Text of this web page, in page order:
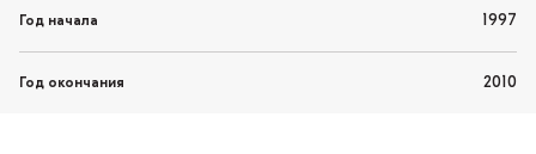
Год начала 1997
Год окончания 2010